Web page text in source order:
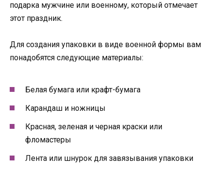
подарка мужчине или военному, который отмечает
этот праздник.
Для создания упаковки в виде военной формы вам
понадобятся следующие материалы:
Белая бумага или крафт-бумага
Карандаш и ножницы
Красная, зеленая и черная краски или
фломастеры
Лента или шнурок для завязывания упаковки